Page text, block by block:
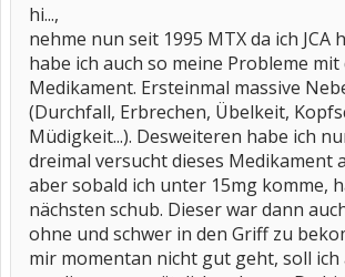
hi...,
nehme nun seit 1995 MTX da ich JCA
habe ich auch so meine Probleme mit
Medikament. Ersteinmal massive
(Durchfall, Erbrechen, Übelkeit,
Müdigkeit...). Desweiteren habe ich
dreimal versucht dieses Medikament
aber sobald ich unter 15mg komme,
nächsten schub. Dieser war dann
ohne und schwer in den Griff zu
mir momentan nicht gut geht, soll ich